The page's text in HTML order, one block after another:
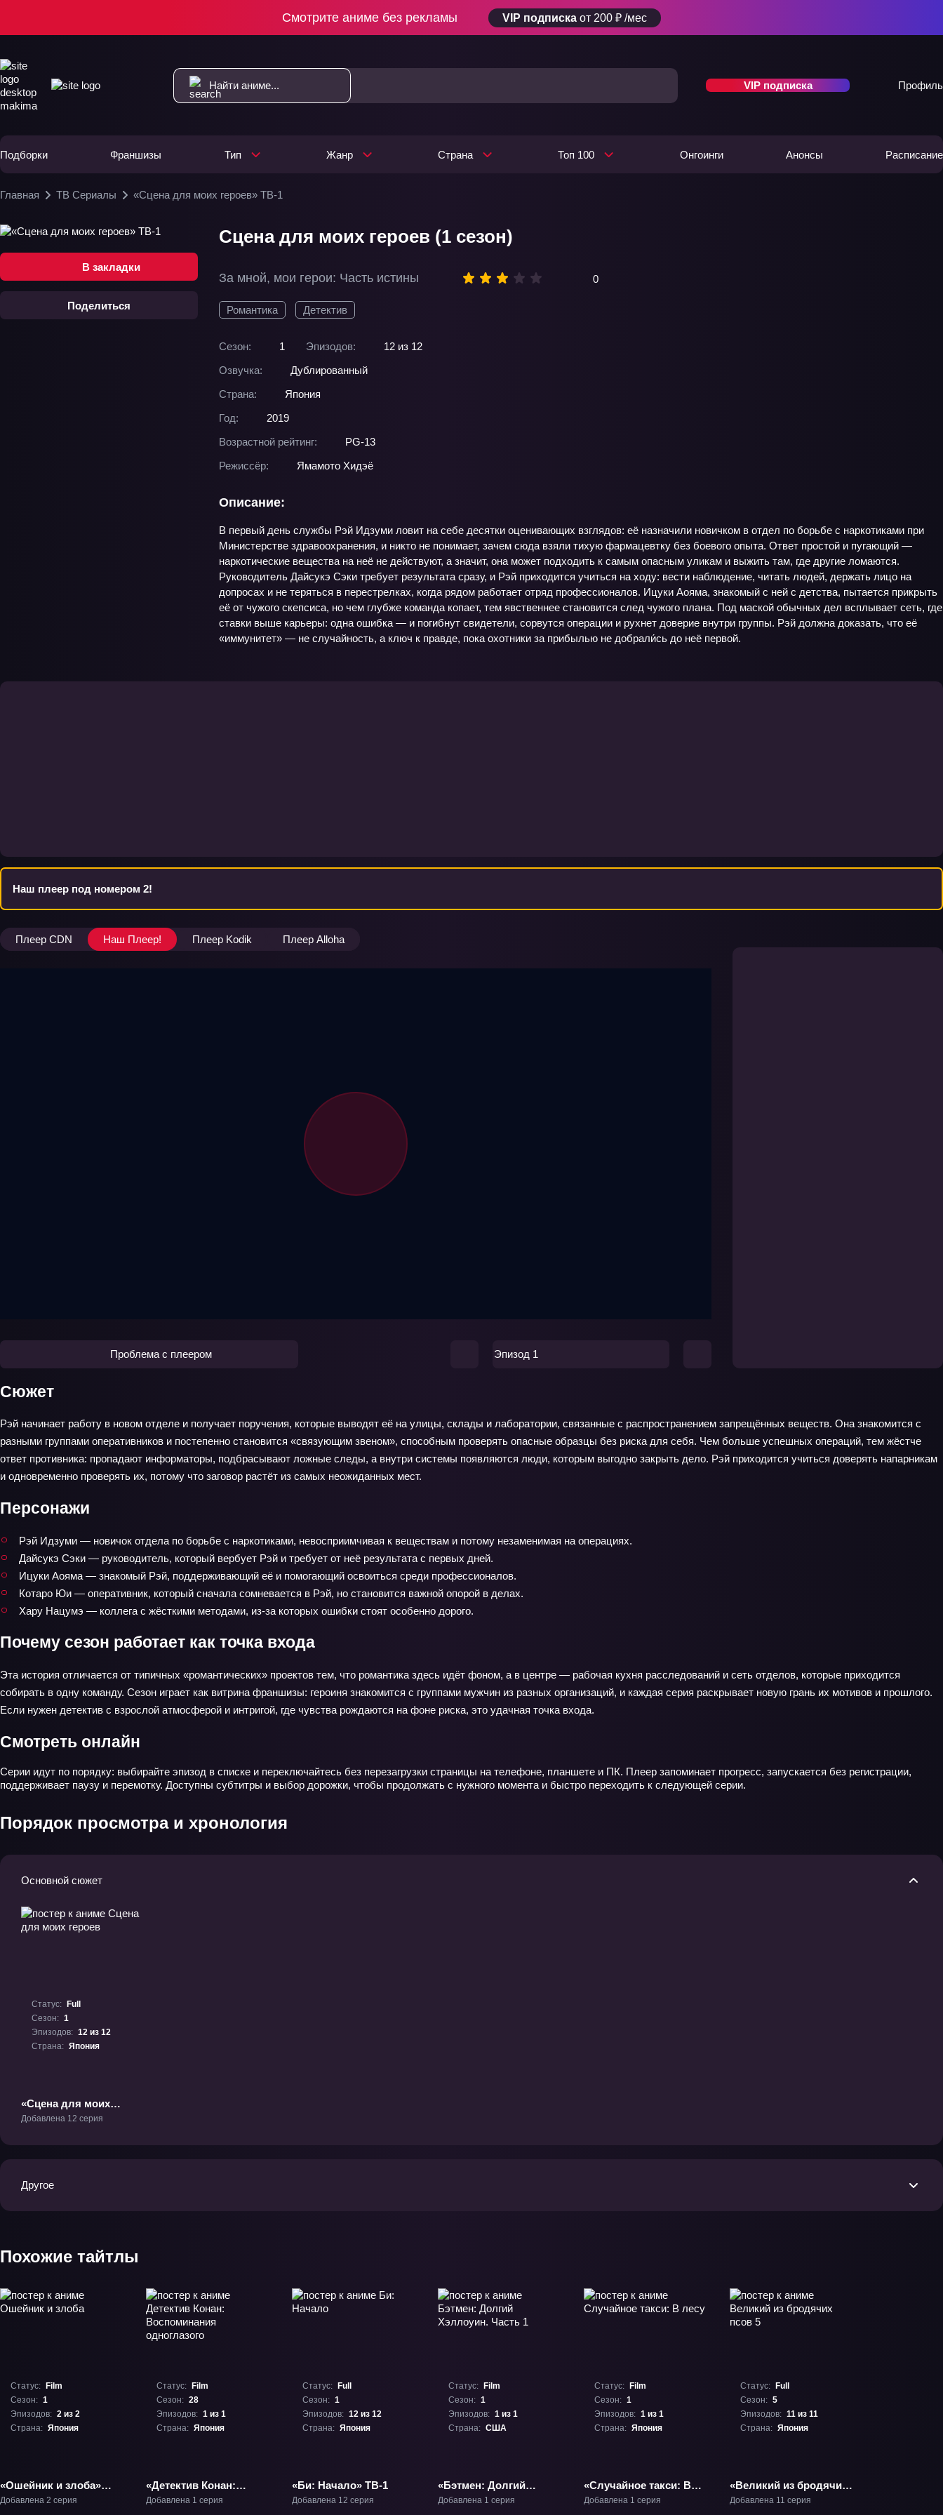
Смотрите аниме без рекламы VIP подписка от 200 ₽ /мес
VIP подписка Профиль
Подборки Франшизы Тип Жанр Страна Топ 100 Онгоинги Анонсы Расписание
Главная ТВ Сериалы «Сцена для моих героев» ТВ-1
В закладки
Поделиться
Сцена для моих героев (1 сезон)
За мной, мои герои: Часть истины 0
Романтика Детектив
Сезон: 1 Эпизодов:
12 из 12
Озвучка:
Дублированный
Страна:
Япония
Год:
2019
Возрастной рейтинг:
PG-13
Режиссёр:
Ямамото Хидэё
Описание:
В первый день службы Рэй Идзуми ловит на себе десятки оценивающих взглядов: её назначили новичком в отдел по борьбе с наркотиками при
Министерстве здравоохранения, и никто не понимает, зачем сюда взяли тихую фармацевтку без боевого опыта. Ответ простой и пугающий —
наркотические вещества на неё не действуют, а значит, она может подходить к самым опасным уликам и выжить там, где другие ломаются.
Руководитель Дайсукэ Сэки требует результата сразу, и Рэй приходится учиться на ходу: вести наблюдение, читать людей, держать лицо на
допросах и не теряться в перестрелках, когда рядом работает отряд профессионалов. Ицуки Аояма, знакомый с ней с детства, пытается прикрыть
её от чужого скепсиса, но чем глубже команда копает, тем явственнее становится след чужого плана. Под маской обычных дел всплывает сеть, где
ставки выше карьеры: одна ошибка — и погибнут свидетели, сорвутся операции и рухнет доверие внутри группы. Рэй должна доказать, что её
«иммунитет» — не случайность, а ключ к правде, пока охотники за прибылью не добрали́сь до неё первой.
Наш плеер под номером 2!
Плеер CDN Наш Плеер! Плеер Kodik Плеер Alloha
Проблема с плеером Эпизод 1
Сюжет
Рэй начинает работу в новом отделе и получает поручения, которые выводят её на улицы, склады и лаборатории, связанные с распространением запрещённых веществ. Она знакомится с
разными группами оперативников и постепенно становится «связующим звеном», способным проверять опасные образцы без риска для себя. Чем больше успешных операций, тем жёстче
ответ противника: пропадают информаторы, подбрасывают ложные следы, а внутри системы появляются люди, которым выгодно закрыть дело. Рэй приходится учиться доверять напарникам
и одновременно проверять их, потому что заговор растёт из самых неожиданных мест.
Персонажи
Рэй Идзуми — новичок отдела по борьбе с наркотиками, невосприимчивая к веществам и потому незаменимая на операциях.
Дайсукэ Сэки — руководитель, который вербует Рэй и требует от неё результата с первых дней.
Ицуки Аояма — знакомый Рэй, поддерживающий её и помогающий освоиться среди профессионалов.
Котаро Юи — оперативник, который сначала сомневается в Рэй, но становится важной опорой в делах.
Хару Нацумэ — коллега с жёсткими методами, из‑за которых ошибки стоят особенно дорого.
Почему сезон работает как точка входа
Эта история отличается от типичных «романтических» проектов тем, что романтика здесь идёт фоном, а в центре — рабочая кухня расследований и сеть отделов, которые приходится
собирать в одну команду. Сезон играет как витрина франшизы: героиня знакомится с группами мужчин из разных организаций, и каждая серия раскрывает новую грань их мотивов и прошлого.
Если нужен детектив с взрослой атмосферой и интригой, где чувства рождаются на фоне риска, это удачная точка входа.
Смотреть онлайн
Серии идут по порядку: выбирайте эпизод в списке и переключайтесь без перезагрузки страницы на телефоне, планшете и ПК. Плеер запоминает прогресс, запускается без регистрации,
поддерживает паузу и перемотку. Доступны субтитры и выбор дорожки, чтобы продолжать с нужного момента и быстро переходить к следующей серии.
Порядок просмотра и хронология
Основной сюжет
Статус:
Full
Сезон: 1
Эпизодов: 12 из 12
Страна: Япония
«Сцена для моих
героев» ТВ-1
Добавлена 12 серия
Другое
Похожие тайтлы
Статус:
Film
Сезон: 1
Эпизодов: 2 из 2
Страна: Япония
«Ошейник и злоба»
Фильм-1
Добавлена 2 серия
Статус:
Film
Сезон: 28
Эпизодов: 1 из 1
Страна: Япония
«Детектив Конан:
Воспоминания
Добавлена 1 серия
Статус:
Full
Сезон: 1
Эпизодов: 12 из 12
Страна: Япония
«Би: Начало» ТВ-1
Добавлена 12 серия
Статус:
Film
Сезон: 1
Эпизодов: 1 из 1
Страна: США
«Бэтмен: Долгий
Хэллоуин. Часть 1»
Добавлена 1 серия
Статус:
Film
Сезон: 1
Эпизодов: 1 из 1
Страна: Япония
«Случайное такси: В
лесу» Фильм-1
Добавлена 1 серия
Статус:
Full
Сезон: 5
Эпизодов: 11 из 11
Страна: Япония
«Великий из бродячих
псов 5» ТВ-5
Добавлена 11 серия